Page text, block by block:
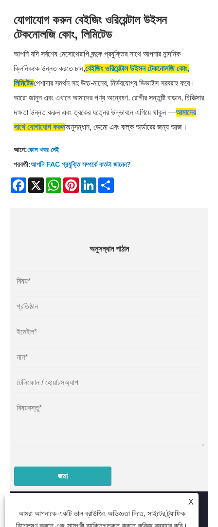
যোগাযোগ করুন বেইজিং ওরিয়েন্টাল উইসন
টেকনোলজি কোং, লিমিটেড
আপনি যদি সর্বশেষ মেসোথেরাপি বন্দুক প্রযুক্তির সাথে আপনার নান্দনিক
ক্লিনিককে উন্নত করতে চান,বেইজিং ওরিয়েন্টাল উইসন টেকনোলজি কোং,
লিমিটেডপেশাদার সমর্থন সহ উচ্চ-মানের, নির্ভরযোগ্য ডিভাইস সরবরাহ করে।
আরো জানুন এবং এখানে আমাদের পণ্য অন্বেষণ. রোগীর সন্তুষ্টি বাড়ান, চিকিত্সার
দক্ষতা উন্নত করুন এবং ত্বকের যত্নের উদ্ভাবনে এগিয়ে থাকুন —আমাদের
সাথে যোগাযোগ করুনঅনুসন্ধান, ডেমো এবং বাল্ক অর্ডারের জন্য আজ।
আগে:কোন খবর নেই
পরবর্তী:আপনি FAC প্রযুক্তি সম্পর্কে কতটা জানেন?
Facebook
X WhatsAppPinterestLinkedIn
অনুসন্ধান পাঠান
জমা
X
আমরা আপনাকে একটি ভাল ব্রাউজিং অভিজ্ঞতা দিতে, সাইটের ট্র্যাফিক